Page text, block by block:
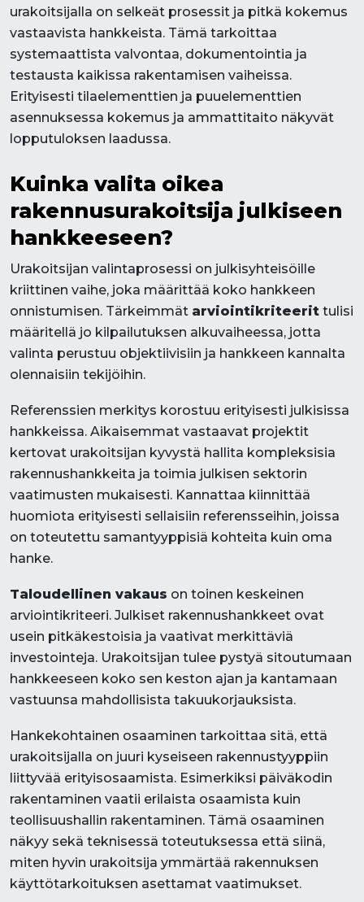
urakoitsijalla on selkeät prosessit ja pitkä kokemus
vastaavista hankkeista. Tämä tarkoittaa
systemaattista valvontaa, dokumentointia ja
testausta kaikissa rakentamisen vaiheissa.
Erityisesti tilaelementtien ja puuelementtien
asennuksessa kokemus ja ammattitaito näkyvät
lopputuloksen laadussa.
Kuinka valita oikea
rakennusurakoitsija julkiseen
hankkeeseen?
Urakoitsijan valintaprosessi on julkisyhteisöille
kriittinen vaihe, joka määrittää koko hankkeen
onnistumisen. Tärkeimmät arviointikriteerit tulisi
määritellä jo kilpailutuksen alkuvaiheessa, jotta
valinta perustuu objektiivisiin ja hankkeen kannalta
olennaisiin tekijöihin.
Referenssien merkitys korostuu erityisesti julkisissa
hankkeissa. Aikaisemmat vastaavat projektit
kertovat urakoitsijan kyvystä hallita kompleksisia
rakennushankkeita ja toimia julkisen sektorin
vaatimusten mukaisesti. Kannattaa kiinnittää
huomiota erityisesti sellaisiin referensseihin, joissa
on toteutettu samantyyppisiä kohteita kuin oma
hanke.
Taloudellinen vakaus on toinen keskeinen
arviointikriteeri. Julkiset rakennushankkeet ovat
usein pitkäkestoisia ja vaativat merkittäviä
investointeja. Urakoitsijan tulee pystyä sitoutumaan
hankkeeseen koko sen keston ajan ja kantamaan
vastuunsa mahdollisista takuukorjauksista.
Hankekohtainen osaaminen tarkoittaa sitä, että
urakoitsijalla on juuri kyseiseen rakennustyyppiin
liittyvää erityisosaamista. Esimerkiksi päiväkodin
rakentaminen vaatii erilaista osaamista kuin
teollisuushallin rakentaminen. Tämä osaaminen
näkyy sekä teknisessä toteutuksessa että siinä,
miten hyvin urakoitsija ymmärtää rakennuksen
käyttötarkoituksen asettamat vaatimukset.